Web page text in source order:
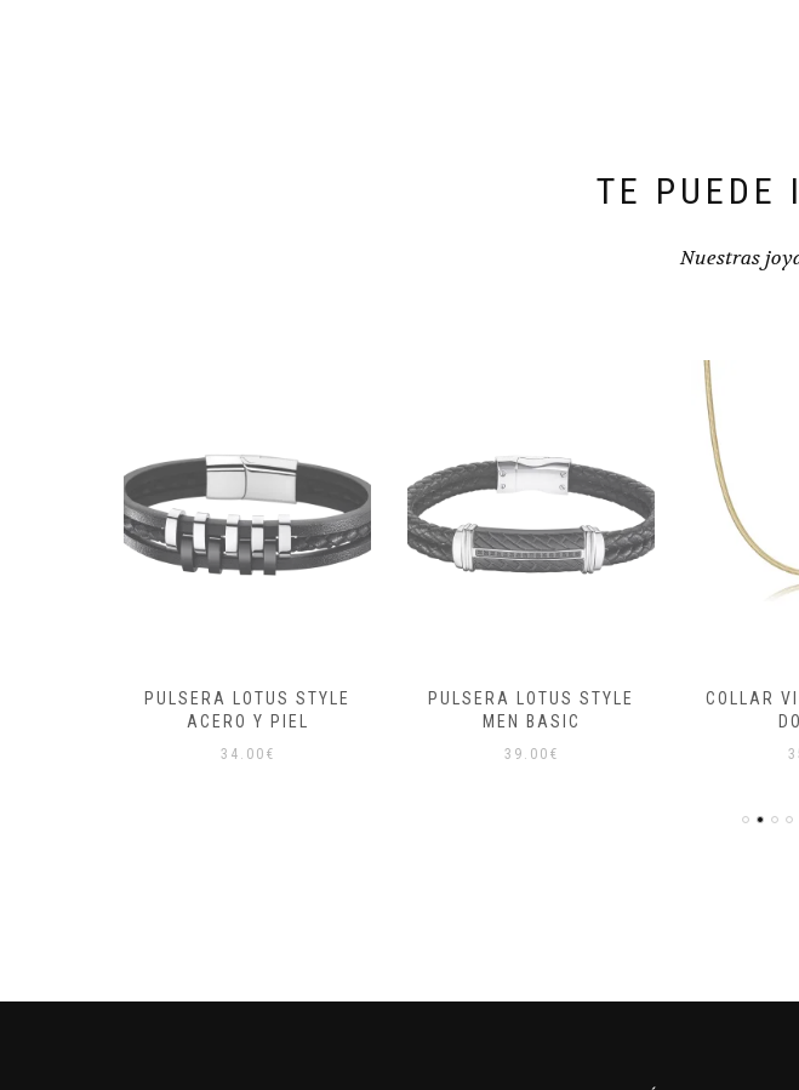
TE PUEDE
Nuestras
PULSERA LOTUS STYLE
ACERO Y PIEL
34.00 €
PULSERA LOTUS STYLE
MEN BASIC
39.00 €
COLLAR